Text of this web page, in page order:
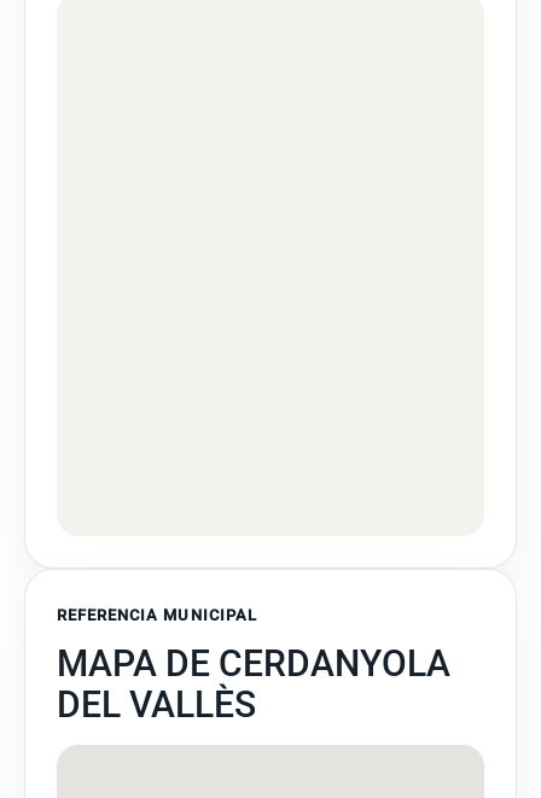
REFERENCIA MUNICIPAL
MAPA DE CERDANYOLA
DEL VALLÈS